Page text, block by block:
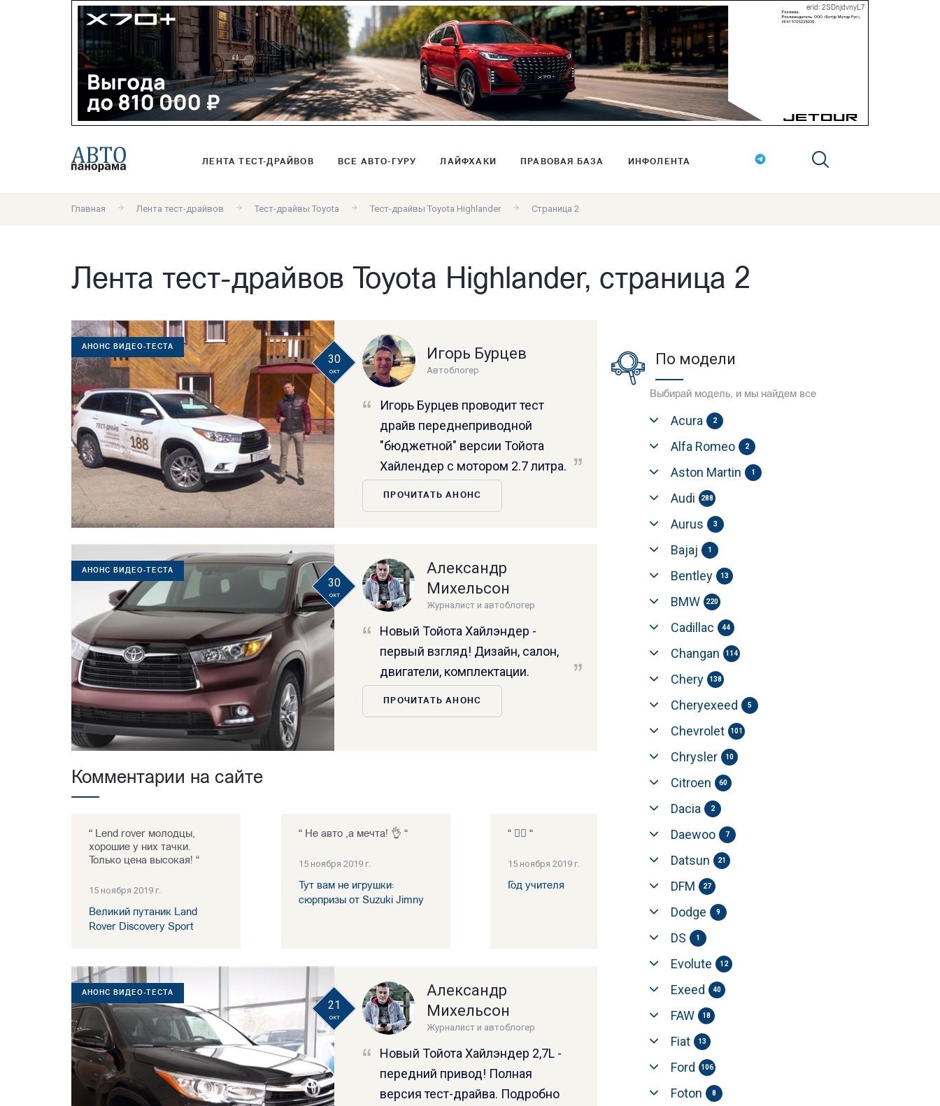
erid: 2SDnjdvnyL7
ЛЕНТА ТЕСТ-ДРАЙВОВ ВСЕ АВТО-ГУРУ ЛАЙФХАКИ ПРАВОВАЯ БАЗА ИНФОЛЕНТА
Главная Лента тест-драйвов Тест-драйвы Toyota Тест-драйвы Toyota Highlander Страница 2
Лента тест-драйвов Toyota Highlander, страница 2
АНОНС ВИДЕО-ТЕСТА
30
окт
Игорь Бурцев
Автоблогер
Игорь Бурцев проводит тест
драйв переднеприводной
"бюджетной" версии Тойота
Хайлендер с мотором 2.7 литра.
ПРОЧИТАТЬ АНОНС
АНОНС ВИДЕО-ТЕСТА
30
окт
Александр
Михельсон
Журналист и автоблогер
Новый Тойота Хайлэндер -
первый взгляд! Дизайн, салон,
двигатели, комплектации.
ПРОЧИТАТЬ АНОНС
Комментарии на сайте
“ Lend rover молодцы,
хорошие у них тачки.
Только цена высокая! “
15 ноября 2019 г.
Великий путаник Land
Rover Discovery Sport
“ Не авто ,а мечта! 👌 “
15 ноября 2019 г.
Тут вам не игрушки:
сюрпризы от Suzuki Jimny
“ 👍🏻 “
15 ноября 2019 г.
Год учителя
АНОНС ВИДЕО-ТЕСТА
21
окт
Александр
Михельсон
Журналист и автоблогер
Новый Тойота Хайлэндер 2,7L -
передний привод! Полная
версия тест-драйва. Подробно
По модели
Выбирай модель, и мы найдем все
Acura 2
Alfa Romeo 2
Aston Martin 1
Audi 288
Aurus 3
Bajaj 1
Bentley 13
BMW 220
Cadillac 44
Changan 114
Chery 138
Cheryexeed 5
Chevrolet 101
Chrysler 10
Citroen 60
Dacia 2
Daewoo 7
Datsun 21
DFM 27
Dodge 9
DS 1
Evolute 12
Exeed 40
FAW 18
Fiat 13
Ford 106
Foton 8